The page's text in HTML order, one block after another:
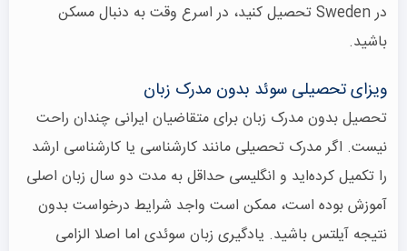
در Sweden تحصیل کنید، در اسرع وقت به دنبال مسکن
باشید.
ویزای تحصیلی سوئد بدون مدرک زبان
تحصیل بدون مدرک زبان برای متقاضیان ایرانی چندان راحت
نیست. اگر مدرک تحصیلی مانند کارشناسی یا کارشناسی ارشد
را تکمیل کرده‌اید و انگلیسی حداقل به مدت دو سال زبان اصلی
آموزش بوده است، ممکن است واجد شرایط درخواست بدون
نتیجه آیلتس باشید. یادگیری زبان سوئدی اما اصلا الزامی